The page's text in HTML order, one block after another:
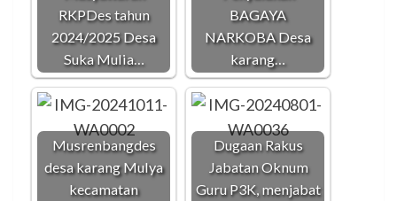
RKPDes tahun
2024/2025 Desa
Suka Mulia…
BAGAYA
NARKOBA Desa
karang…
Musrenbangdes
desa karang Mulya
kecamatan
Dugaan Rakus
Jabatan Oknum
Guru P3K, menjabat